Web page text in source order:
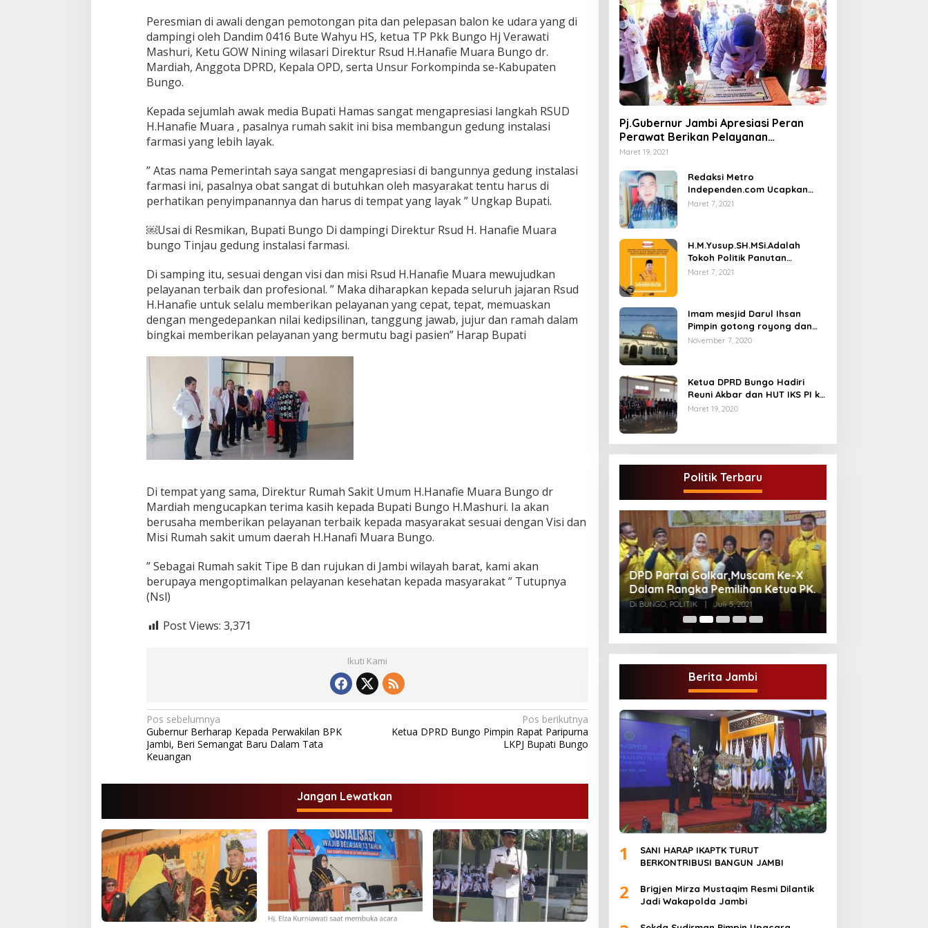
g
o
Peresmian di awali dengan pemotongan pita dan pelepasan balon ke udara yang di
dampingi oleh Dandim 0416 Bute Wahyu HS, ketua TP Pkk Bungo Hj Verawati
Mashuri, Ketu GOW Nining wilasari Direktur Rsud H.Hanafie Muara Bungo dr.
Mardiah, Anggota DPRD, Kepala OPD, serta Unsur Forkompinda se-Kabupaten
Bungo.
Kepada sejumlah awak media Bupati Hamas sangat mengapresiasi langkah RSUD
H.Hanafie Muara , pasalnya rumah sakit ini bisa membangun gedung instalasi
farmasi yang lebih layak.
” Atas nama Pemerintah saya sangat mengapresiasi di bangunnya gedung instalasi
farmasi ini, pasalnya obat sangat di butuhkan oleh masyarakat tentu harus di
perhatikan penyimpanannya dan harus di tempat yang layak ” Ungkap Bupati.
￼Usai di Resmikan, Bupati Bungo Di dampingi Direktur Rsud H. Hanafie Muara
bungo Tinjau gedung instalasi farmasi.
Di samping itu, sesuai dengan visi dan misi Rsud H.Hanafie Muara mewujudkan
pelayanan terbaik dan profesional. ” Maka diharapkan kepada seluruh jajaran Rsud
H.Hanafie untuk selalu memberikan pelayanan yang cepat, tepat, memuaskan
dengan mengedepankan nilai kedipsilinan, tanggung jawab, jujur dan ramah dalam
bingkai memberikan pelayanan yang bermutu bagi pasien” Harap Bupati
Di tempat yang sama, Direktur Rumah Sakit Umum H.Hanafie Muara Bungo dr
Mardiah mengucapkan terima kasih kepada Bupati Bungo H.Mashuri. Ia akan
berusaha memberikan pelayanan terbaik kepada masyarakat sesuai dengan Visi dan
Misi Rumah sakit umum daerah H.Hanafi Muara Bungo.
” Sebagai Rumah sakit Tipe B dan rujukan di Jambi wilayah barat, kami akan
berupaya mengoptimalkan pelayanan kesehatan kepada masyarakat ” Tutupnya
(Nsl)
Post Views: 3,371
Ikuti Kami
N
a
v
i
a
s
i
o
s
Pos sebelumnya
Gubernur Berharap Kepada Perwakilan BPK
Jambi, Beri Semangat Baru Dalam Tata
Keuangan
Pos berikutnya
Ketua DPRD Bungo Pimpin Rapat Paripurna
LKPJ Bupati Bungo
Jangan Lewatkan
Pj.Gubernur Jambi Apresiasi Peran
Perawat Berikan Pelayanan
Kesehatan
Maret 19, 2021
Redaksi Metro
Independen.com Ucapkan
Ribuan Trimakasih Kepada
Maret 7, 2021
H.M.Yusup.SH.MSi.Adalah
Tokoh Politik Panutan
Bersosial Tinggi.
Maret 7, 2021
Imam mesjid Darul Ihsan
Pimpin gotong royong dan
rehab masjid di desa Tambun
November 7, 2020
Ketua DPRD Bungo Hadiri
Reuni Akbar dan HUT IKS PI ke
40
Maret 19, 2020
Politik Terbaru
DPD Partai Nasdem Kab Bungo
Gelar Acara Peringatan HUT Ke-
DPD Partai Golkar,Muscam Ke-X
Dalam Rangka Pemilihan Ketua PK.
Di BUNGO, POLITIK Juli 5, 2021
Berita Jambi
1
SANI HARAP IKAPTK TURUT
BERKONTRIBUSI BANGUN JAMBI
2
Brigjen Mirza Mustaqim Resmi Dilantik
Jadi Wakapolda Jambi